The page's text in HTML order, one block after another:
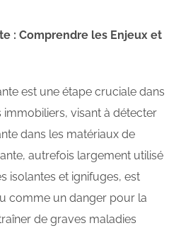
: Comprendre les Enjeux et
est une étape cruciale dans
immobiliers, visant à détecter
dans les matériaux de
autrefois largement utilisé
isolantes et ignifuges, est
comme un danger pour la
de graves maladies